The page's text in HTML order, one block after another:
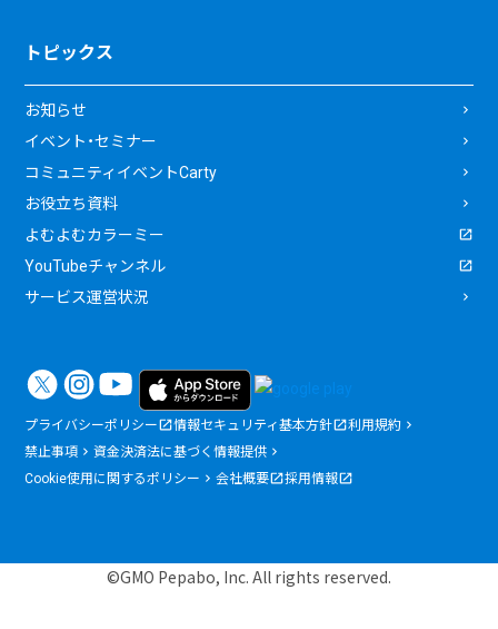
トピックス
お知らせ
イベント・セミナー
コミュニティイベントCarty
お役立ち資料
よむよむカラーミー
YouTubeチャンネル
サービス運営状況
プライバシーポリシー 情報セキュリティ基本方針
利用規約
禁止事項
資金決済法に基づく情報提供
Cookie使用に関するポリシー
会社概要 採用情報
©GMO Pepabo, Inc. All rights reserved.